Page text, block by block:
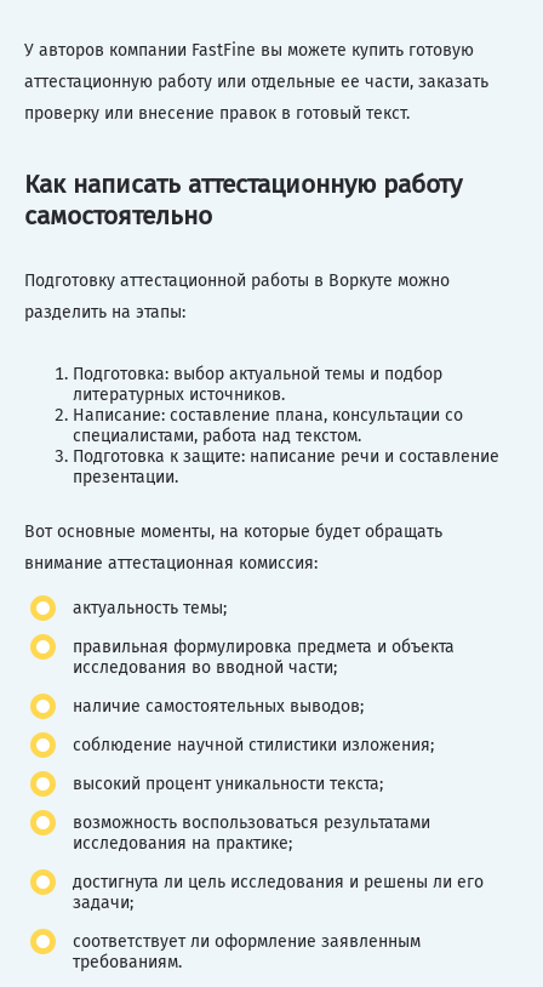
У авторов компании FastFine вы можете купить готовую
аттестационную работу или отдельные ее части, заказать
проверку или внесение правок в готовый текст.
Как написать аттестационную работу
самостоятельно
Подготовку аттестационной работы в Воркуте можно
разделить на этапы:
Подготовка: выбор актуальной темы и подбор
литературных источников.
Написание: составление плана, консультации со
специалистами, работа над текстом.
Подготовка к защите: написание речи и составление
презентации.
Вот основные моменты, на которые будет обращать
внимание аттестационная комиссия:
актуальность темы;
правильная формулировка предмета и объекта
исследования во вводной части;
наличие самостоятельных выводов;
соблюдение научной стилистики изложения;
высокий процент уникальности текста;
возможность воспользоваться результатами
исследования на практике;
достигнута ли цель исследования и решены ли его
задачи;
соответствует ли оформление заявленным
требованиям.